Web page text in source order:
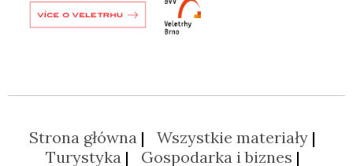
Strona główna
Wszystkie materiały
Turystyka
Gospodarka i biznes